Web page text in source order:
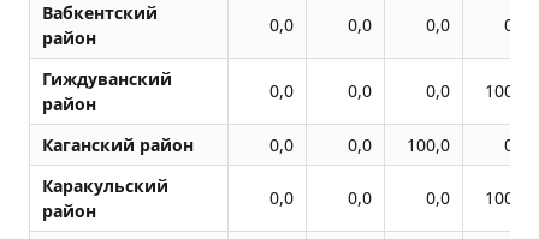
Вабкентский
район
0,0 0,0 0,0 0,0
Гиждуванский
район
0,0 0,0 0,0 100,0
Каганский район 0,0 0,0 100,0
0,0
Каракульский
район
0,0 0,0 0,0 100,0